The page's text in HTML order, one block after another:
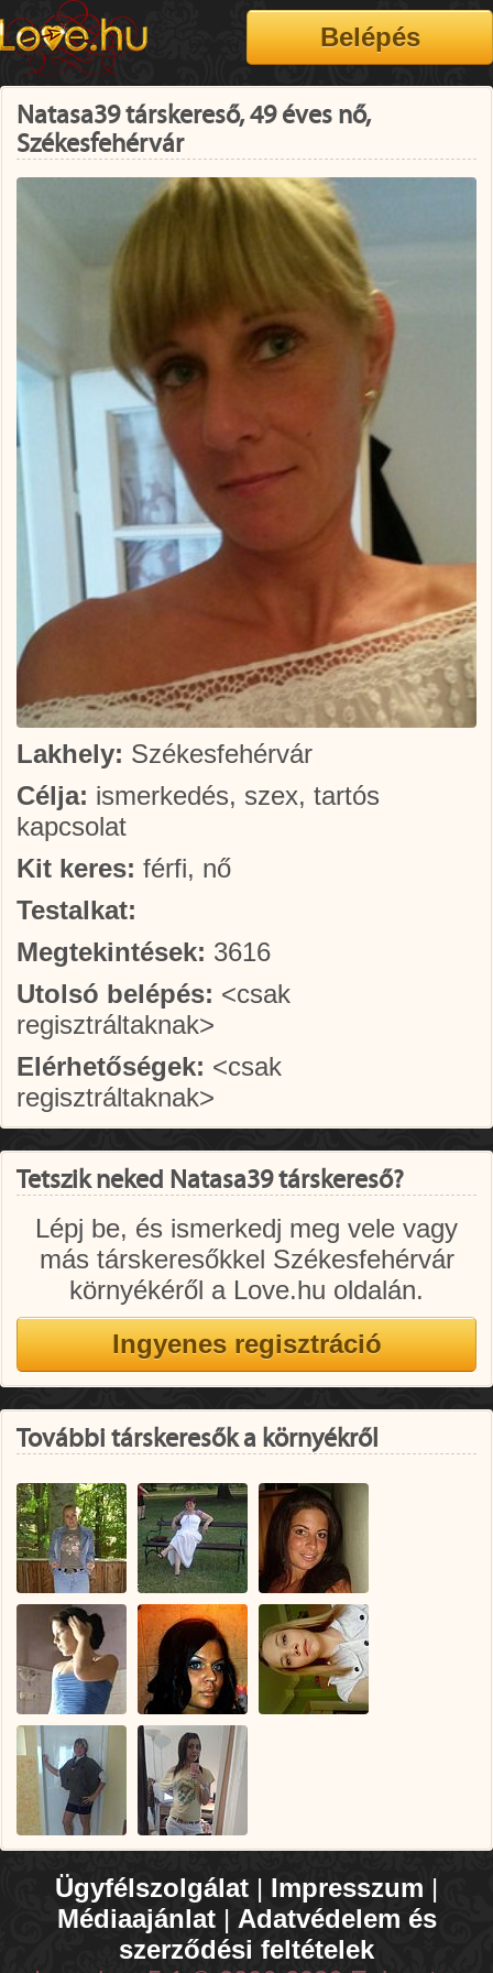
Natasa39 társkereső, 49 éves nő,
Székesfehérvár
Lakhely: Székesfehérvár
Célja: ismerkedés, szex, tartós
kapcsolat
Kit keres: férfi, nő
Testalkat:
Megtekintések: 3616
Utolsó belépés: <csak
regisztráltaknak>
Elérhetőségek: <csak
regisztráltaknak>
Tetszik neked Natasa39 társkereső?
Lépj be, és ismerkedj meg vele vagy
más társkeresőkkel Székesfehérvár
környékéről a Love.hu oldalán.
További társkeresők a környékről
Ügyfélszolgálat | Impresszum |
Médiaajánlat| Adatvédelem és
szerződési feltételek